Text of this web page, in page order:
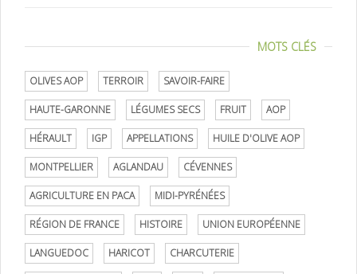
MOTS CLÉS
OLIVES AOP TERROIR SAVOIR-FAIRE
HAUTE-GARONNE LÉGUMES SECS FRUIT AOP
HÉRAULT IGP APPELLATIONS HUILE D'OLIVE AOP
MONTPELLIER AGLANDAU CÉVENNES
AGRICULTURE EN PACA MIDI-PYRÉNÉES
RÉGION DE FRANCE HISTOIRE UNION EUROPÉENNE
LANGUEDOC HARICOT CHARCUTERIE